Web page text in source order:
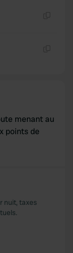
you’ve
menant au
points de
nuit, taxes